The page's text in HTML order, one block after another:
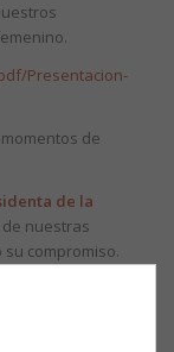
Presentacion-
de
de la
nuestras
compromiso.